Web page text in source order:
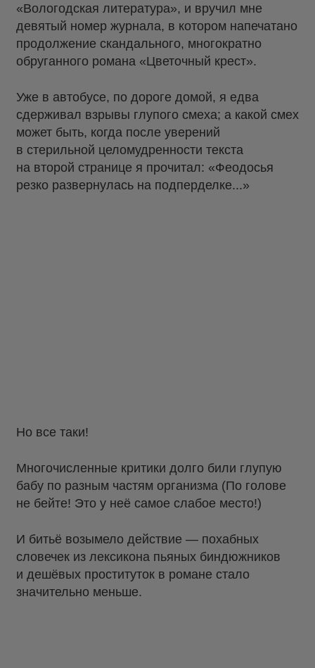
«Вологодская литература», и вручил мне
девятый номер журнала, в котором напечатано
продолжение скандального, многократно
обруганного романа «Цветочный крест».
Уже в автобусе, по дороге домой, я едва
сдерживал взрывы глупого смеха; а какой смех
может быть, когда после уверений
в стерильной целомудренности текста
на второй странице я прочитал: «Феодосья
резко развернулась на подперделке...»
Но все таки!
Многочисленные критики долго били глупую
бабу по разным частям организма (По голове
не бейте! Это у неё самое слабое место!)
И битьё возымело действие — похабных
словечек из лексикона пьяных биндюжников
и дешёвых проституток в романе стало
значительно меньше.